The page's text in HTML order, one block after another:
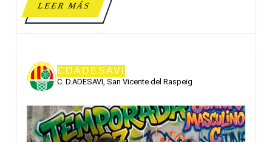
LEER MÁSLEER
MÁS
CDADESAVI
C. D.ADESAVI, San Vicente del Raspeig